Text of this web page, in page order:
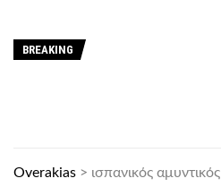
BREAKING
Overakias > ισπανικός αμυντικός